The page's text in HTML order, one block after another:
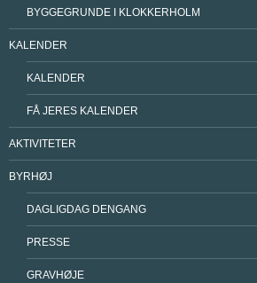
BYGGEGRUNDE I KLOKKERHOLM
KALENDER
KALENDER
FÅ JERES KALENDER
AKTIVITETER
BYRHØJ
DAGLIGDAG DENGANG
PRESSE
GRAVHØJE